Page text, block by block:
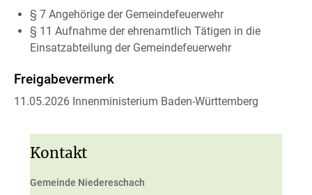
§ 7 Angehörige der Gemeindefeuerwehr
§ 11 Aufnahme der ehrenamtlich Tätigen in die
Einsatzabteilung der Gemeindefeuerwehr
Freigabevermerk
11.05.2026 Innenministerium Baden-Württemberg
Kontakt
Gemeinde Niedereschach